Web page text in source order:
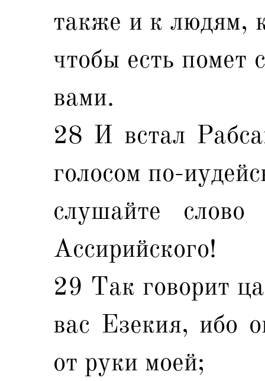
также и к людям,
чтобы есть помет
вами.
28 И встал
голосом по-
слушайте
Ассирийского!
29 Так говорит
вас Езекия, ибо
от руки моей;